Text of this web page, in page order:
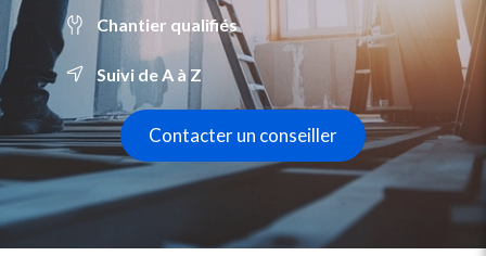
Chantier qualifiés
Suivi de A à Z
Contacter un conseiller